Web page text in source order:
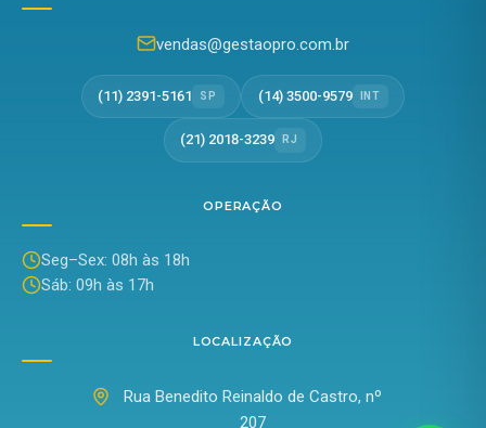
vendas@gestaopro.com.br
(11) 2391-5161 SP (14) 3500-9579 INT
(21) 2018-3239 RJ
OPERAÇÃO
Seg–Sex: 08h às 18h
Sáb: 09h às 17h
LOCALIZAÇÃO
Rua Benedito Reinaldo de Castro, nº
207